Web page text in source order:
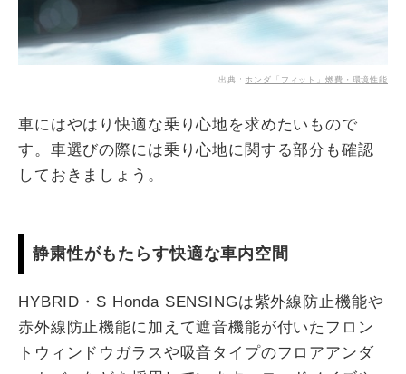
出典： ホンダ「フィット」燃費・環境性能
車にはやはり快適な乗り心地を求めたいもので
す。車選びの際には乗り心地に関する部分も確認
しておきましょう。
静粛性がもたらす快適な車内空間
HYBRID・S Honda SENSINGは紫外線防止機能や
赤外線防止機能に加えて遮音機能が付いたフロン
トウィンドウガラスや吸音タイプのフロアアンダ